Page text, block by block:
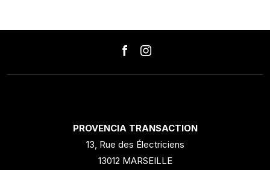
PROVENCIA TRANSACTION
13, Rue des Électriciens
13012 MARSEILLE